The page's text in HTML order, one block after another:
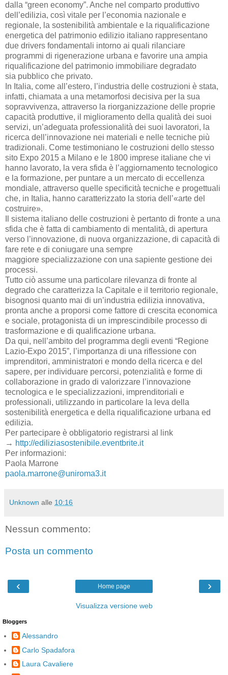
dalla “green economy”. Anche nel comparto produttivo
dell’edilizia, così vitale per l’economia nazionale e
regionale, la sostenibilità ambientale e la riqualificazione
energetica del patrimonio edilizio italiano rappresentano
due drivers fondamentali intorno ai quali rilanciare
programmi di rigenerazione urbana e favorire una ampia
riqualificazione del patrimonio immobiliare degradato
sia pubblico che privato.
In Italia, come all’estero, l’industria delle costruzioni è stata,
infatti, chiamata a una metamorfosi decisiva per la sua
sopravvivenza, attraverso la riorganizzazione delle proprie
capacità produttive, il miglioramento della qualità dei suoi
servizi, un’adeguata professionalità dei suoi lavoratori, la
ricerca dell’innovazione nei materiali e nelle tecniche più
tradizionali. Come testimoniano le costruzioni dello stesso
sito Expo 2015 a Milano e le 1800 imprese italiane che vi
hanno lavorato, la vera sfida è l’aggiornamento tecnologico
e la formazione, per puntare a un mercato di eccellenza
mondiale, attraverso quelle specificità tecniche e progettuali
che, in Italia, hanno caratterizzato la storia dell’«arte del
costruire».
Il sistema italiano delle costruzioni è pertanto di fronte a una
sfida che è fatta di cambiamento di mentalità, di apertura
verso l’innovazione, di nuova organizzazione, di capacità di
fare rete e di coniugare una sempre
maggiore specializzazione con una sapiente gestione dei
processi.
Tutto ciò assume una particolare rilevanza di fronte al
degrado che caratterizza la Capitale e il territorio regionale,
bisognosi quanto mai di un’industria edilizia innovativa,
pronta anche a proporsi come fattore di crescita economica
e sociale, protagonista di un imprescindibile processo di
trasformazione e di qualificazione urbana.
Da qui, nell’ambito del programma degli eventi “Regione
Lazio-Expo 2015”, l’importanza di una riflessione con
imprenditori, amministratori e mondo della ricerca e del
sapere, per individuare percorsi, potenzialità e forme di
collaborazione in grado di valorizzare l’innovazione
tecnologica e le specializzazioni, imprenditoriali e
professionali, utilizzando in particolare la leva della
sostenibilità energetica e della riqualificazione urbana ed
edilizia.
Per partecipare è obbligatorio registrarsi al link
→ http://ediliziasostenibile.eventbrite.it
Per informazioni:
Paola Marrone
paola.marrone@uniroma3.it
Unknown alle 10:16
Nessun commento:
Posta un commento
‹ ›
Home page
Visualizza versione web
Bloggers
Alessandro
Carlo Spadafora
Laura Cavaliere